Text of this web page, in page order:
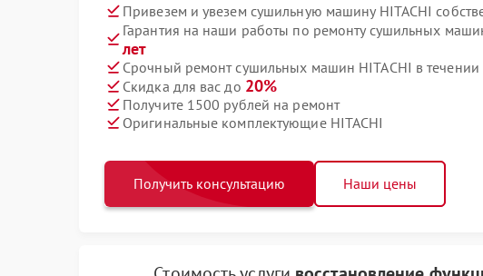
Привезем и увезем сушильную машину HITACHI
Гарантия на наши работы по ремонту сушильных
лет
Срочный ремонт сушильных машин HITACHI в течении
Скидка для вас до 20%
Получите 1500 рублей на ремонт
Оригинальные комплектующие HITACHI
Получить консультацию Наши цены